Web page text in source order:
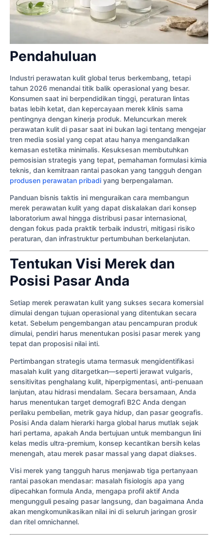
Pendahuluan
Industri perawatan kulit global terus berkembang, tetapi
tahun 2026 menandai titik balik operasional yang besar.
Konsumen saat ini berpendidikan tinggi, peraturan lintas
batas lebih ketat, dan kepercayaan merek klinis sama
pentingnya dengan kinerja produk. Meluncurkan merek
perawatan kulit di pasar saat ini bukan lagi tentang mengejar
tren media sosial yang cepat atau hanya mengandalkan
kemasan estetika minimalis. Kesuksesan membutuhkan
pemosisian strategis yang tepat, pemahaman formulasi kimia
teknis, dan kemitraan rantai pasokan yang tangguh dengan
produsen perawatan pribadi yang berpengalaman.
Panduan bisnis taktis ini menguraikan cara membangun
merek perawatan kulit yang dapat diskalakan dari konsep
laboratorium awal hingga distribusi pasar internasional,
dengan fokus pada praktik terbaik industri, mitigasi risiko
peraturan, dan infrastruktur pertumbuhan berkelanjutan.
Tentukan Visi Merek dan
Posisi Pasar Anda
Setiap merek perawatan kulit yang sukses secara komersial
dimulai dengan tujuan operasional yang ditentukan secara
ketat. Sebelum pengembangan atau pencampuran produk
dimulai, pendiri harus menentukan posisi pasar merek yang
tepat dan proposisi nilai inti.
Pertimbangan strategis utama termasuk mengidentifikasi
masalah kulit yang ditargetkan—seperti jerawat vulgaris,
sensitivitas penghalang kulit, hiperpigmentasi, anti-penuaan
lanjutan, atau hidrasi mendalam. Secara bersamaan, Anda
harus menentukan target demografi B2C Anda dengan
perilaku pembelian, metrik gaya hidup, dan pasar geografis.
Posisi Anda dalam hierarki harga global harus mutlak sejak
hari pertama, apakah Anda bertujuan untuk membangun lini
kelas medis ultra-premium, konsep kecantikan bersih kelas
menengah, atau merek pasar massal yang dapat diakses.
Visi merek yang tangguh harus menjawab tiga pertanyaan
rantai pasokan mendasar: masalah fisiologis apa yang
dipecahkan formula Anda, mengapa profil aktif Anda
mengungguli pesaing pasar langsung, dan bagaimana Anda
akan mengkomunikasikan nilai ini di seluruh jaringan grosir
dan ritel omnichannel.